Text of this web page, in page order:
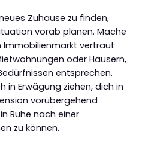
Zuhause zu finden,
vorab planen. Mache
vertraut
oder Häusern,
entsprechen.
in Erwägung ziehen, dich in
vorübergehend
Ruhe nach einer
zu können.